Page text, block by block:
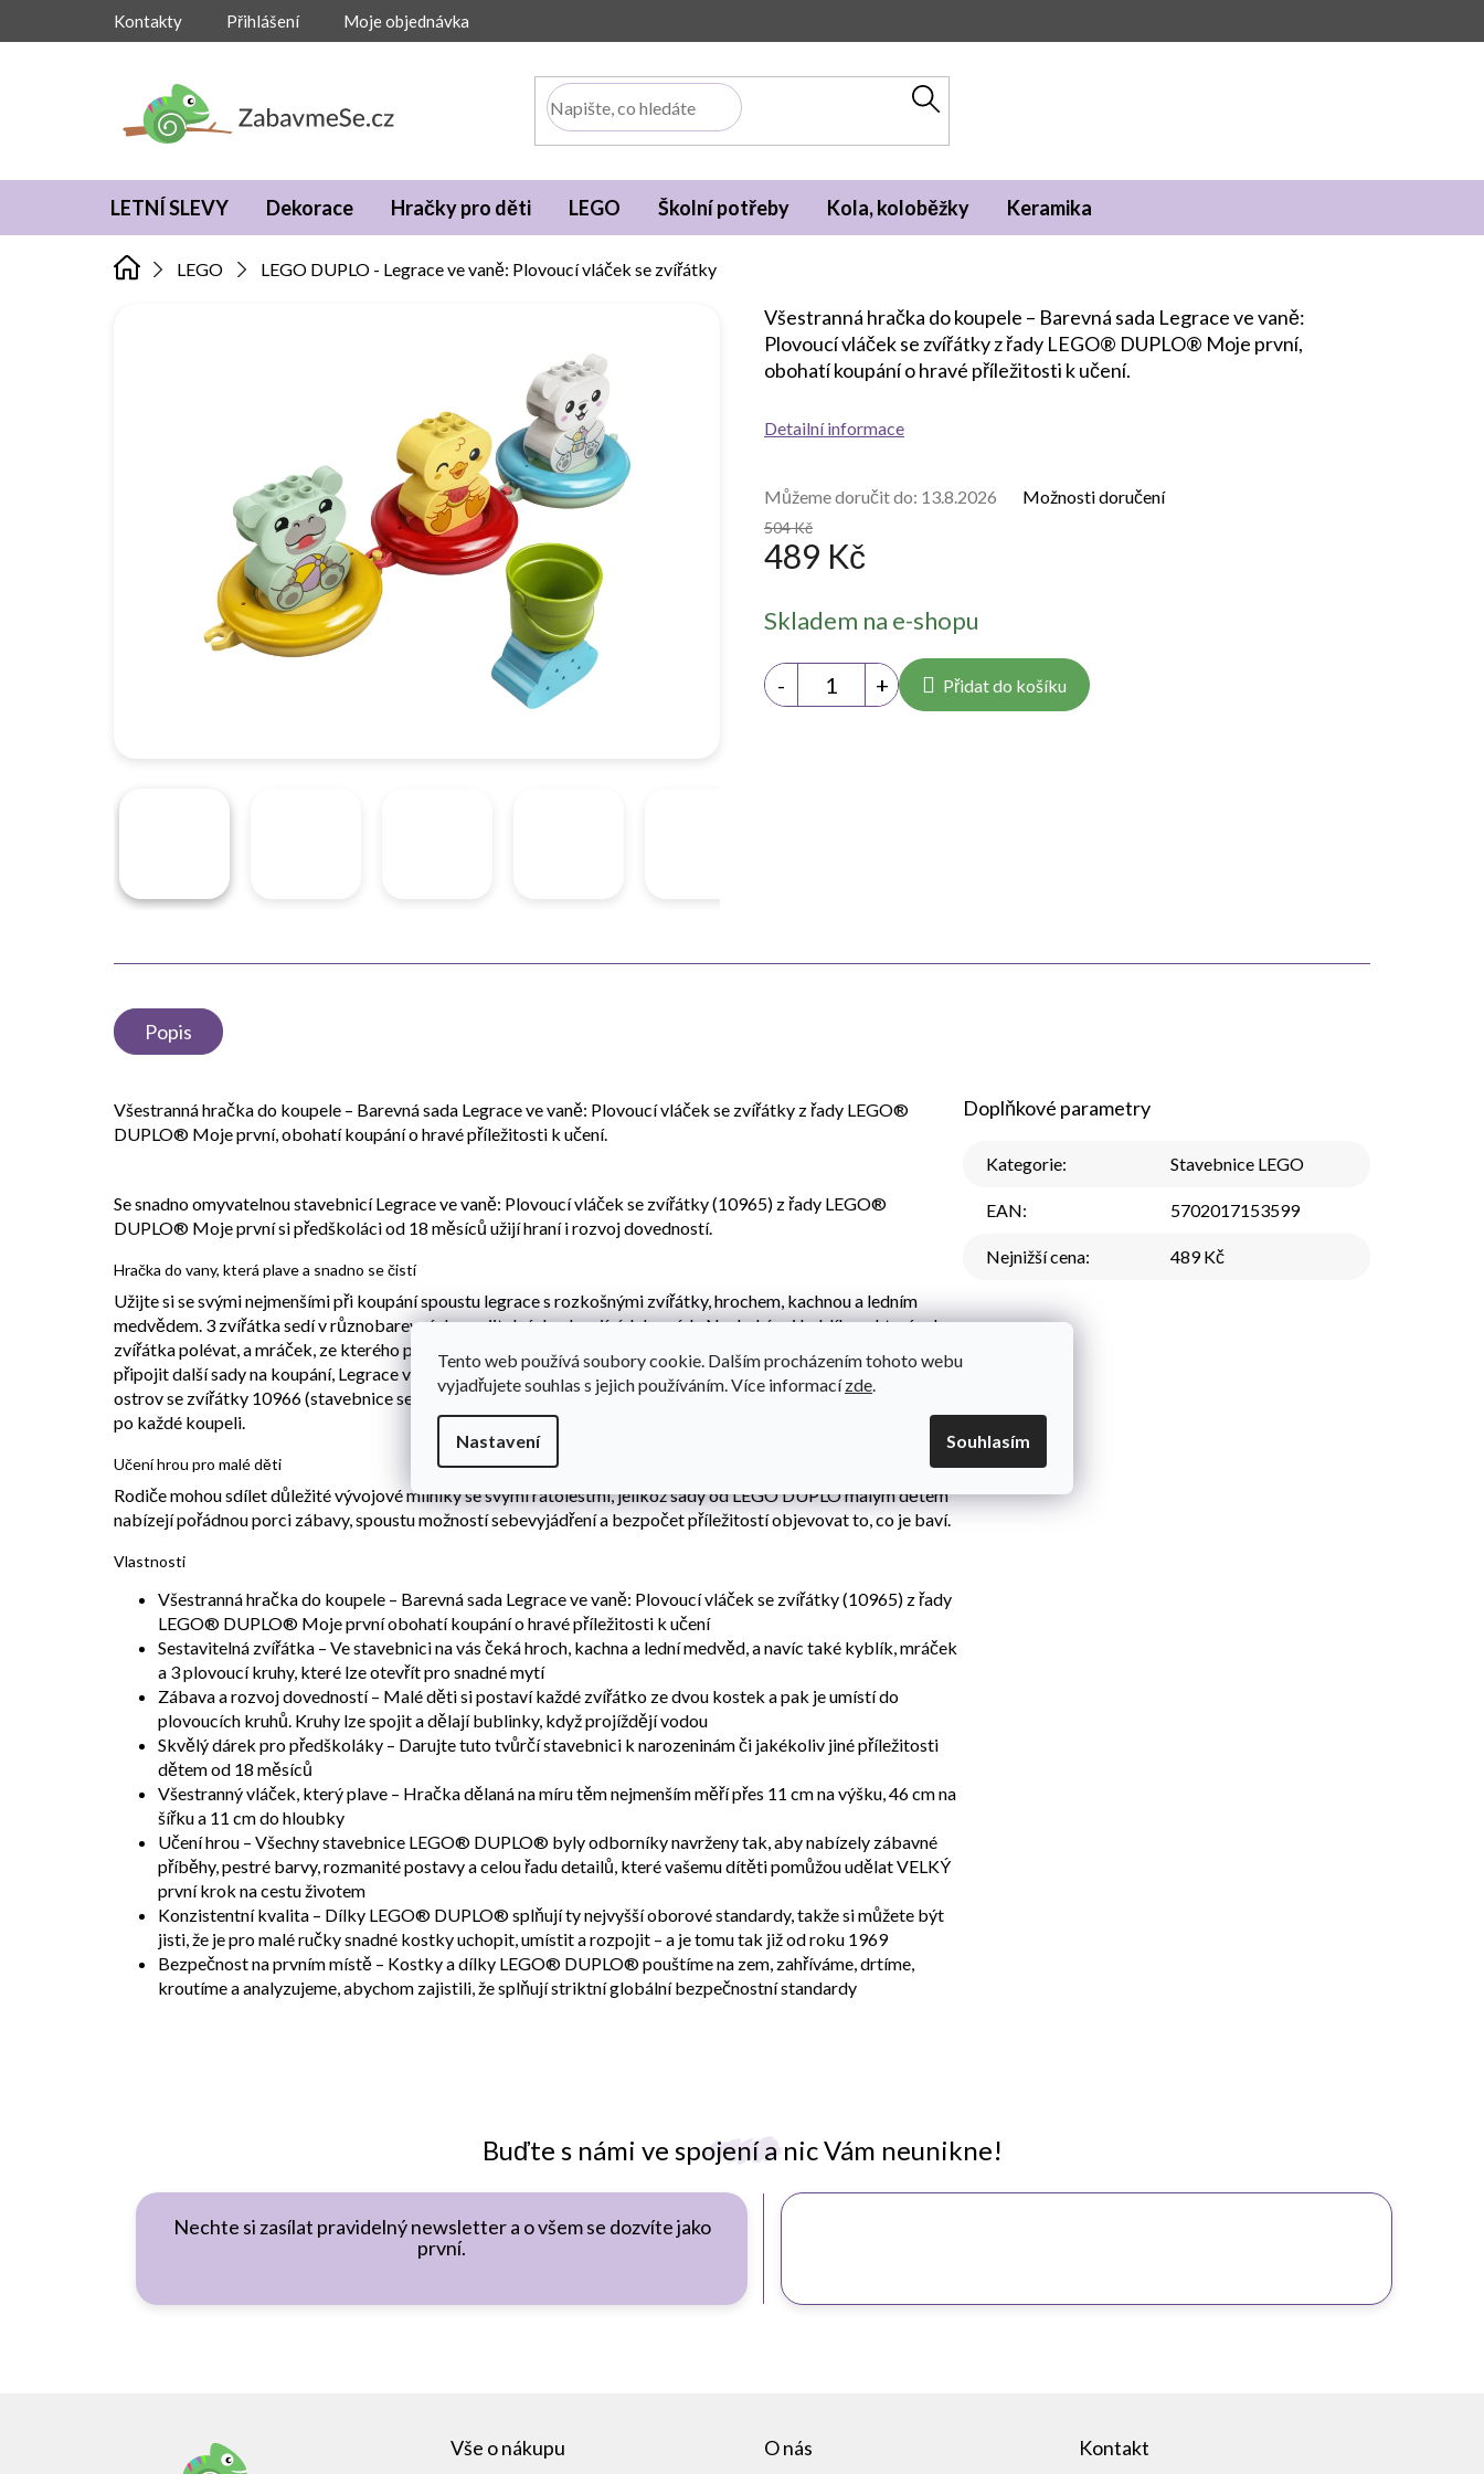
Tento web používá soubory cookie. Dalším procházením tohoto webu
vyjadřujete souhlas s jejich používáním. Více informacízde.
Nastavení Souhlasím
Kontakty Přihlášení Moje objednávka
LETNÍ SLEVY Dekorace Hračky pro děti LEGO Školní potřeby Kola, koloběžky Keramika
LEGO LEGO DUPLO - Legrace ve vaně: Plovoucí vláček se zvířátky
504 Kč
489 Kč
cena:
Skladem na e-shopu
Můžeme doručit do: 13.8.2026 Možnosti doručení
Přidat do košíku
Všestranná hračka do koupele – Barevná sada Legrace ve vaně:
Plovoucí vláček se zvířátky z řady LEGO® DUPLO® Moje první,
obohatí koupání o hravé příležitosti k učení.
Detailní informace
Buďte s námi ve spojení a nic Vám neunikne!
Nechte si zasílat pravidelný newsletter a o všem se dozvíte jako
první.
Popis
Všestranná hračka do koupele – Barevná sada Legrace ve vaně: Plovoucí vláček se zvířátky z řady LEGO®
DUPLO® Moje první, obohatí koupání o hravé příležitosti k učení.
Se snadno omyvatelnou stavebnicí Legrace ve vaně: Plovoucí vláček se zvířátky (10965) z řady LEGO®
DUPLO® Moje první si předškoláci od 18 měsíců užijí hraní i rozvoj dovedností.
Hračka do vany, která plave a snadno se čistí
Užijte si se svými nejmenšími při koupání spoustu legrace s rozkošnými zvířátky, hrochem, kachnou a ledním
medvědem. 3 zvířátka sedí v různobarevných, spojitelných, plavajících kruzích. Nechybí ani kyblík, se kterým lze
zvířátka polévat, a mráček, ze kterého prší. Díky zakulaceným háčkům mohou děti snadno kruhy spojit, ale také
připojit další sady na koupání, Legrace ve vaně: Plovoucí panda červená 10964 a Legrace ve vaně: Plovoucí
ostrov se zvířátky 10966 (stavebnice se prodávají samostatně). Každý kruh lze otevřít, takže jej snadno umyjete
po každé koupeli.
Učení hrou pro malé děti
Rodiče mohou sdílet důležité vývojové milníky se svými ratolestmi, jelikož sady od LEGO DUPLO malým dětem
nabízejí pořádnou porci zábavy, spoustu možností sebevyjádření a bezpočet příležitostí objevovat to, co je baví.
Vlastnosti
Všestranná hračka do koupele – Barevná sada Legrace ve vaně: Plovoucí vláček se zvířátky (10965) z řady
LEGO® DUPLO® Moje první obohatí koupání o hravé příležitosti k učení
Sestavitelná zvířátka – Ve stavebnici na vás čeká hroch, kachna a lední medvěd, a navíc také kyblík, mráček
a 3 plovoucí kruhy, které lze otevřít pro snadné mytí
Zábava a rozvoj dovedností – Malé děti si postaví každé zvířátko ze dvou kostek a pak je umístí do
plovoucích kruhů. Kruhy lze spojit a dělají bublinky, když projíždějí vodou
Skvělý dárek pro předškoláky – Darujte tuto tvůrčí stavebnici k narozeninám či jakékoliv jiné příležitosti
dětem od 18 měsíců
Všestranný vláček, který plave – Hračka dělaná na míru těm nejmenším měří přes 11 cm na výšku, 46 cm na
šířku a 11 cm do hloubky
Učení hrou – Všechny stavebnice LEGO® DUPLO® byly odborníky navrženy tak, aby nabízely zábavné
příběhy, pestré barvy, rozmanité postavy a celou řadu detailů, které vašemu dítěti pomůžou udělat VELKÝ
první krok na cestu životem
Konzistentní kvalita – Dílky LEGO® DUPLO® splňují ty nejvyšší oborové standardy, takže si můžete být
jisti, že je pro malé ručky snadné kostky uchopit, umístit a rozpojit – a je tomu tak již od roku 1969
Bezpečnost na prvním místě – Kostky a dílky LEGO® DUPLO® pouštíme na zem, zahříváme, drtíme,
kroutíme a analyzujeme, abychom zajistili, že splňují striktní globální bezpečnostní standardy
Doplňkové parametry
Kategorie: Stavebnice LEGO
EAN: 5702017153599
Nejnižší cena: 489 Kč
Vše o nákupu O nás Kontakt